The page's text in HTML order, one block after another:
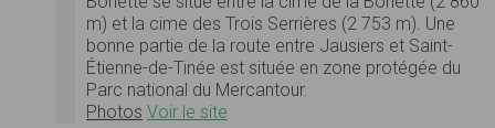
m) et la cime des Trois Serrières (2 753 m). Une
bonne partie de la route entre Jausiers et Saint-
Étienne-de-Tinée est située en zone protégée du
Parc national du Mercantour.
Photos Voir le site